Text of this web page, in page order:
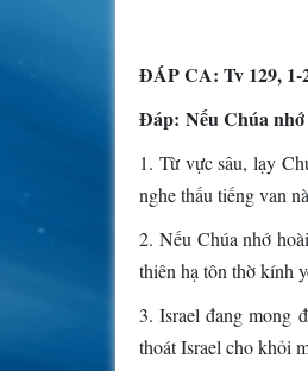
ÐÁP CA: Tv 129, 1-
Ðáp: Nếu Chúa nhớ
1. Từ vực sâu, lạy
nghe thấu tiếng van
2. Nếu Chúa nhớ
thiên hạ tôn thờ kính
3. Israel đang mong
thoát Israel cho khỏi